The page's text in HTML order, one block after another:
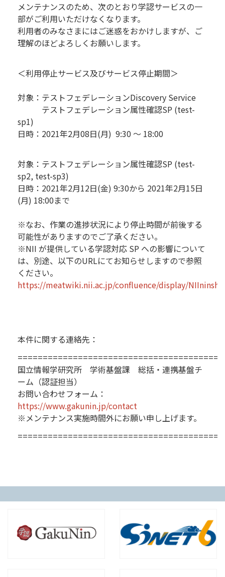
メンテナンスのため、次のとおり学認サービスの一
部がご利用いただけなくなります。
利用者のみなさまにはご迷惑をおかけしますが、ご
理解のほどよろしくお願いします。
＜利用停止サービス及びサービス停止期間＞
対象：テストフェデレーションDiscovery Service
テストフェデレーション属性確認SP (test-
sp1)
日時：2021年2月08日(月) 9:30 ～ 18:00
対象：テストフェデレーション属性確認SP (test-
sp2, test-sp3)
日時：2021年2月12日(金) 9:30から 2021年2月15日
(月) 18:00まで
※なお、作業の進捗状況により停止時間が前後する
可能性がありますのでご了承ください。
※NII が提供している学認対応 SP への影響について
は、別途、以下のURLにてお知らせしますので参照
ください。
https://meatwiki.nii.ac.jp/confluence/display/
本件に関する連絡先：
国立情報学研究所 学術基盤課 総括・連携基盤チ
ーム（認証担当）
お問い合わせフォーム：
https://www.gakunin.jp/contact
※メンテナンス実施時間外にお願い申し上げます。